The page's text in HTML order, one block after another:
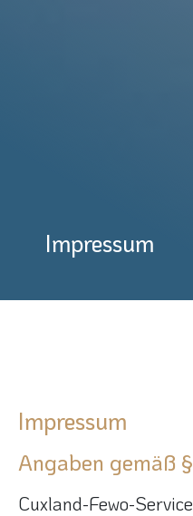
Impressum
Impressum
Angaben gemäß
Cuxland-Fewo-Service